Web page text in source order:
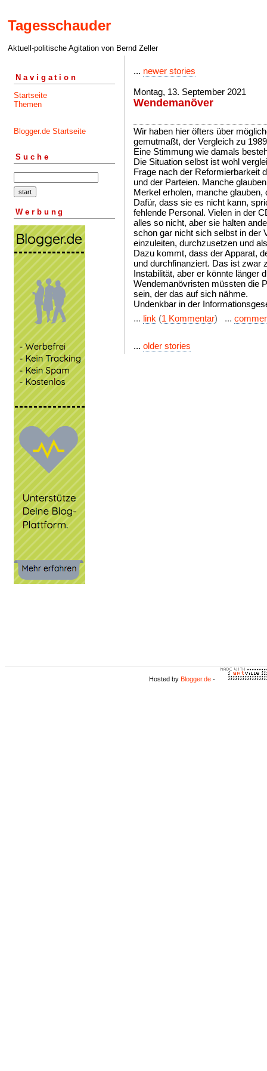
Tagesschauder
Aktuell-politische Agitation von Bernd Zeller
Navigation
Startseite
Themen
Blogger.de Startseite
Suche
Werbung
... newer stories
Montag, 13. September 2021
Wendemanöver
Wir haben hier öfters über
gemutmaßt, der Vergleich zu
Eine Stimmung wie damals
Die Situation selbst ist wohl
Frage nach der Reformierbarkeit
und der Parteien. Manche
Merkel erholen, manche
Dafür, dass sie es nicht kann,
fehlende Personal. Vielen in der
alles so nicht, aber sie halten
schon gar nicht sich selbst in der
einzuleiten, durchzusetzen und
Dazu kommt, dass der Apparat,
und durchfinanziert. Das ist zwar
Instabilität, aber er könnte länger
Wendemanövristen müssten die
sein, der das auf sich nähme.
Undenkbar in der
... link (1 Kommentar) ...
... older stories
Hosted by Blogger.de -